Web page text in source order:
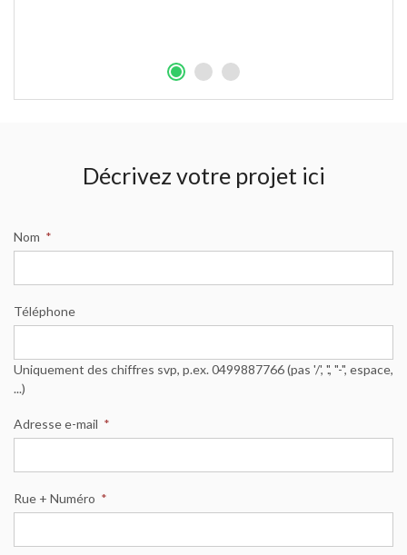
Décrivez votre projet ici
Nom *
Téléphone
Uniquement des chiffres svp, p.ex. 0499887766 (pas '/', '.', "-", espace,
...)
Adresse e-mail *
Rue + Numéro *